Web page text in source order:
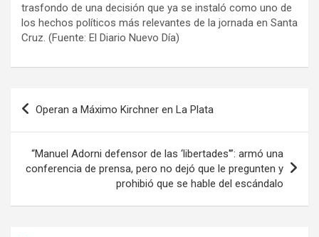
trasfondo de una decisión que ya se instaló como uno de
los hechos políticos más relevantes de la jornada en Santa
Cruz. (Fuente: El Diario Nuevo Día)
Navegación
entradas
Operan a Máximo Kirchner en La Plata
“Manuel Adorni defensor de las ‘libertades'”: armó una
conferencia de prensa, pero no dejó que le pregunten y
prohibió que se hable del escándalo